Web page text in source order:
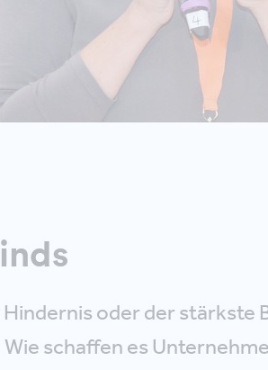
oder der stärkste
schaffen es